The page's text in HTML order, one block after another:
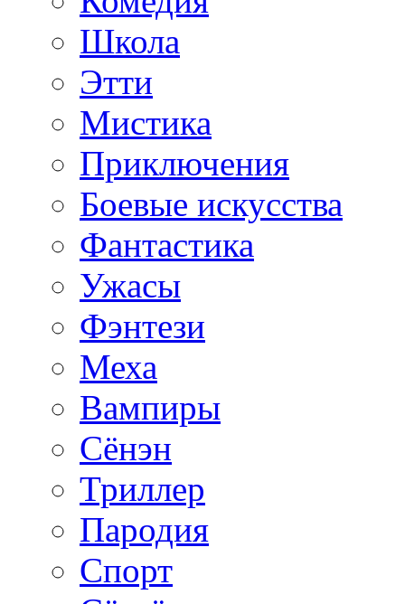
Школа
Этти
Мистика
Приключения
Боевые искусства
Фантастика
Ужасы
Фэнтези
Меха
Вампиры
Сёнэн
Триллер
Пародия
Спорт